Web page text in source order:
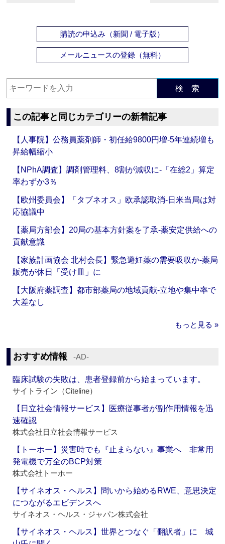
購読の申込み（新聞 / 電子版）
メールニュースの登録（無料）
検 索
この記事と同じカテゴリーの新着記事
【人事院】公務員薬剤師・初任給9800円増‐5年連続増も
昇給幅縮小
【NPhA調査】調剤管理料、8割が減収に‐「在総2」算定
率わずか3％
【欧州委員会】「タブネオス」欧承認取消‐日米当局は対
応協議中
【薬局方部会】20局の基本方針案を了承‐薬安定供給への
貢献意識
【家族計画協会 北村会長】緊急避妊薬の需要吸収か‐薬局
販売が休日「受け皿」に
【大阪府薬調査】都市部薬局の地域貢献‐立地や集中率で
大差なし
もっと見る »
おすすめ情報 ‐AD‐
臨床試験の失敗は、患者登録前から始まっています。
サイトライン（Citeline）
【日立社会情報サービス】医療従事者が副作用情報を迅
速確認
株式会社日立社会情報サービス
【トーホー】災害時でも『止まらない』事業へ 非常用
発電機で万全のBCP対策
株式会社トーホー
【サイネオス・ヘルス】問いから始めるRWE、意思決定
につながるエビデンスへ
サイネオス・ヘルス・ジャパン株式会社
【サイネオス・ヘルス】世界とつなぐ「翻訳者」に 城